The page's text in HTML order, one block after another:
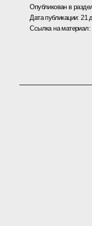
Опубликован в
Дата публикации: 21
Ссылка на материал: